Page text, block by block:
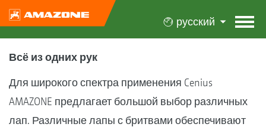
русский
Всё из одних рук
Для широкого спектра применения Cenius
AMAZONE предлагает большой выбор различных
лап. Различные лапы с бритвами обеспечивают